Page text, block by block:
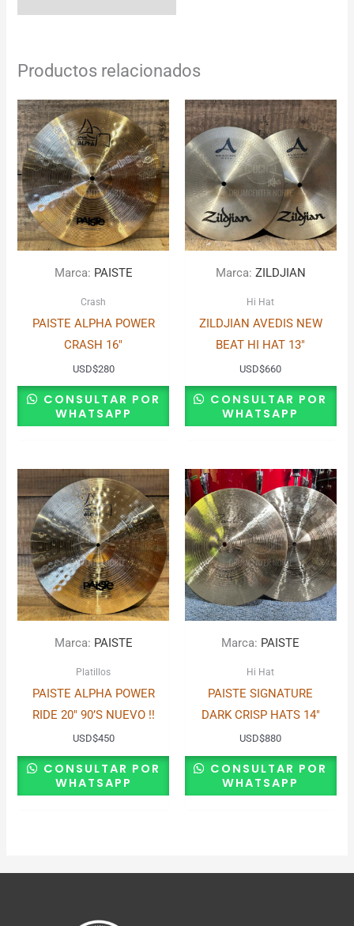
Productos relacionados
Marca: PAISTE
Crash
PAISTE ALPHA POWER
CRASH 16″
USD$280
CONSULTAR POR
WHATSAPP
Marca: ZILDJIAN
Hi Hat
ZILDJIAN AVEDIS NEW
BEAT HI HAT 13″
USD$660
CONSULTAR POR
WHATSAPP
Marca: PAISTE
Platillos
PAISTE ALPHA POWER
RIDE 20″ 90’S NUEVO !!
USD$450
CONSULTAR POR
WHATSAPP
Marca: PAISTE
Hi Hat
PAISTE SIGNATURE
DARK CRISP HATS 14″
USD$880
CONSULTAR POR
WHATSAPP